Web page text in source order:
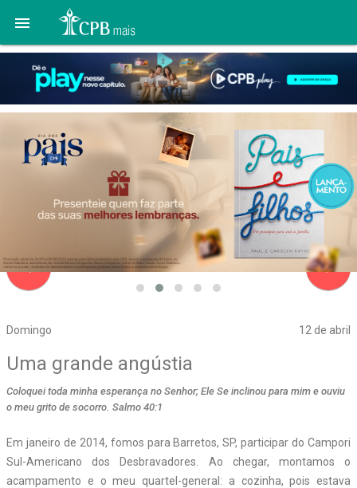

Domingo 12 de abril
navigate_before
Uma grande angústia
Coloquei toda minha esperança no Senhor; Ele Se inclinou para mim e ouviu
o meu grito de socorro. Salmo 40:1
Em janeiro de 2014, fomos para Barretos, SP, participar do Campori
Sul-Americano dos Desbravadores. Ao chegar, montamos o
acampamento e o meu quartel-general: a cozinha, pois estava
navigate_next